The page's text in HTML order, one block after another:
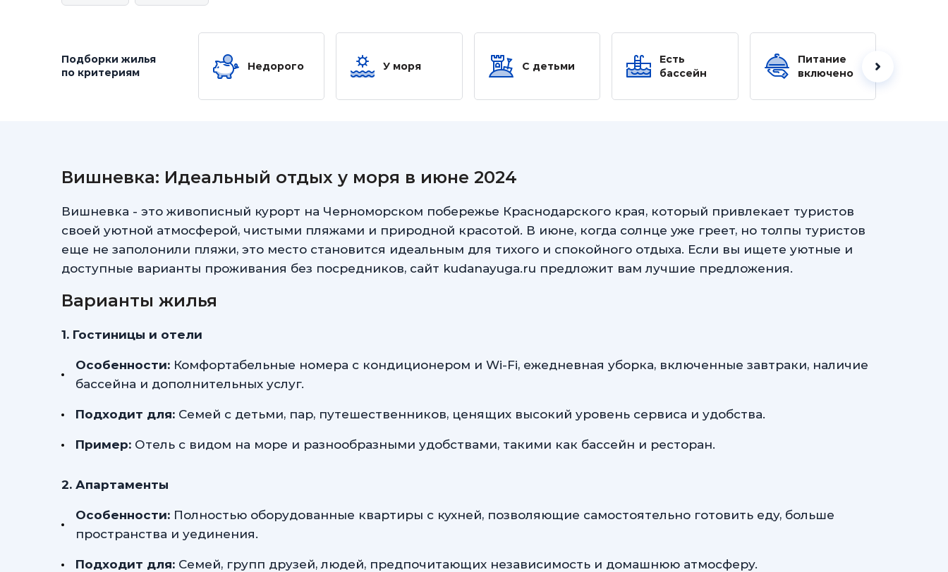
Подборки жилья
по критериям
Недорого У моря С детьми
Есть
бассейн
Питание
включено
Вишневка: Идеальный отдых у моря в июне 2024
Вишневка - это живописный курорт на Черноморском побережье Краснодарского края, который привлекает туристов
своей уютной атмосферой, чистыми пляжами и природной красотой. В июне, когда солнце уже греет, но толпы туристов
еще не заполонили пляжи, это место становится идеальным для тихого и спокойного отдыха. Если вы ищете уютные и
доступные варианты проживания без посредников, сайт kudanayuga.ru предложит вам лучшие предложения.
Варианты жилья
1. Гостиницы и отели
Особенности: Комфортабельные номера с кондиционером и Wi-Fi, ежедневная уборка, включенные завтраки, наличие
бассейна и дополнительных услуг.
Подходит для: Семей с детьми, пар, путешественников, ценящих высокий уровень сервиса и удобства.
Пример: Отель с видом на море и разнообразными удобствами, такими как бассейн и ресторан.
2. Апартаменты
Особенности: Полностью оборудованные квартиры с кухней, позволяющие самостоятельно готовить еду, больше
пространства и уединения.
Подходит для: Семей, групп друзей, людей, предпочитающих независимость и домашнюю атмосферу.